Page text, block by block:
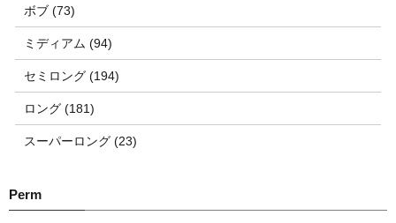
ボブ (73)
ミディアム (94)
セミロング (194)
ロング (181)
スーパーロング (23)